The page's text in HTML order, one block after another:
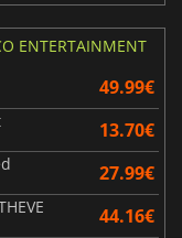
ENTERTAINMENT
49.99€
13.70€
27.99€
44.16€